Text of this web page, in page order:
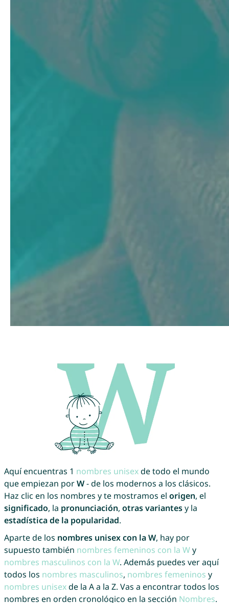
Aquí encuentras 1 nombres unisexde todo el mundo
que empiezan porW- de los modernos a los clásicos.
Haz clic en los nombres y te mostramos el origen, el
significado, la pronunciación, otras variantesy la
estadística de la popularidad.
Aparte de los nombres unisex con la W, hay por
supuesto también nombres femeninos con la Wy
nombres masculinos con la W. Además puedes ver aquí
todos los nombres masculinos, nombres femeninos y
nombres unisexde la A a la Z. Vas a encontrar todos los
nombres en orden cronológico en la sección Nombres.